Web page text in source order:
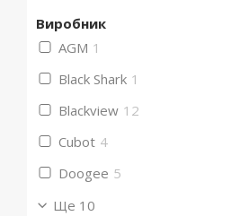
Виробник
AGM 1
Black Shark 1
Blackview 12
Cubot 4
Doogee 5
Ще 10